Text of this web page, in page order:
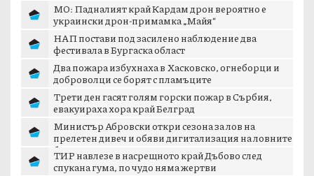
МО: Падналият край Кардам дрон вероятно е
украински дрон-примамка „Майя“
НАП постави под засилено наблюдение два
фестивала в Бургаска област
Два пожара избухнаха в Хасковско, огнеборци и
доброволци се борят с пламъците
Трети ден гасят голям горски пожар в Сърбия,
евакуираха хора край Белград
Министър Абровски откри сезона за лов на
прелетен дивеч и обяви дигитализация на ловните
б...
ТИР навлезе в насрещното край Дъбово след
спукана гума, по чудо няма жертви